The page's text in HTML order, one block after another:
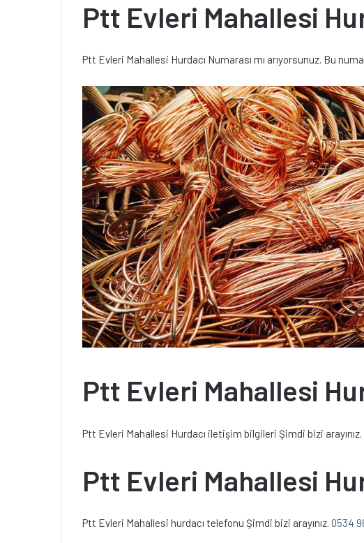
Ptt Evleri Mahallesi
Ptt Evleri Mahallesi Hurdacı Numarası mı arıyorsunuz. Bu
Ptt Evleri Mahallesi
Ptt Evleri Mahallesi Hurdacı iletişim bilgileri Şimdi bizi arayınız.
Ptt Evleri Mahallesi
Ptt Evleri Mahallesi hurdacı telefonu Şimdi bizi arayınız. 0534